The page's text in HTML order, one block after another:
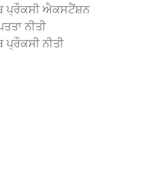
ਪ੍ਰੌਕਸੀ ਐਕਸਟੈਂਸ਼ਨ
ਨੀਤੀ
ਪ੍ਰੌਕਸੀ ਨੀਤੀ